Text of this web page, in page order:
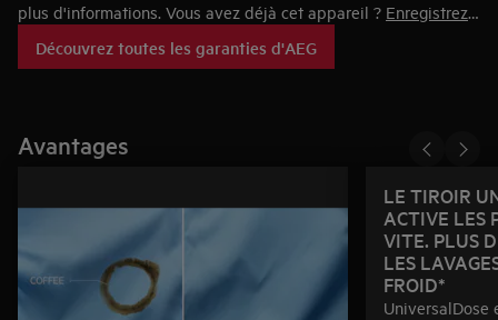
plus d'informations. Vous avez déjà cet appareil ? Enregistrez-
Découvrez toutes les garanties d'AEG
Avantages
LE TIROIR
ACTIVE LES
VITE. PLUS
LES
FROID*
UniversalDose